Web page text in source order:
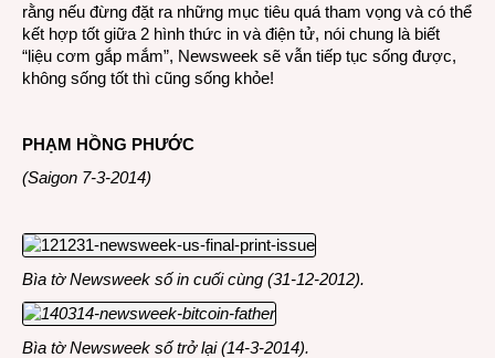
rằng nếu đừng đặt ra những mục tiêu quá tham vọng và có thể
kết hợp tốt giữa 2 hình thức in và điện tử, nói chung là biết
“liệu cơm gắp mắm”, Newsweek sẽ vẫn tiếp tục sống được,
không sống tốt thì cũng sống khỏe!
PHẠM HỒNG PHƯỚC
(Saigon 7-3-2014)
Bìa tờ Newsweek số in cuối cùng (31-12-2012).
Bìa tờ Newsweek số trở lại (14-3-2014).